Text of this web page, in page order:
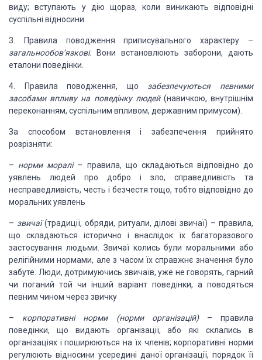
виду; вступають у дію щораз, коли виникають відповідні
суспільні відносини.
3. Правила поводження приписувального характеру –
загальнообов’язкові. Вони встановлюють заборони, дають
еталони поведінки.
4. Правила поводження, що забезпечуються певними
засобами впливу на поведінкулюдей(навичкою, внутрішнім
переконанням, суспільним впливом, державним примусом).
За способом встановлення і забезпечення прийнято
розрізняти:
– норми моралі– правила, що складаються відповідно до
уявлень людей про добро і зло, справедливість та
несправедливість, честь і безчестя тощо, тобто відповідно до
моральних уявлень
– звичаї(традиції, обряди, ритуали, ділові звичаї) – правила,
що складаються історично і внаслідок їх багаторазового
застосування людьми. Звичаї колись були моральними або
релігійними нормами, але з часом їх справжнє значення було
забуте. Люди, дотримуючись звичаїв, уже не говорять, гарний
чи поганий той чи інший варіант поведінки, а поводяться
певним чином через звичку
– корпоративні норми (норми організацій)– правила
поведінки, що видають організації, або які склались в
організаціях і поширюються на їх членів; корпоративні норми
регулюють відносини усередині даної організації, порядок її